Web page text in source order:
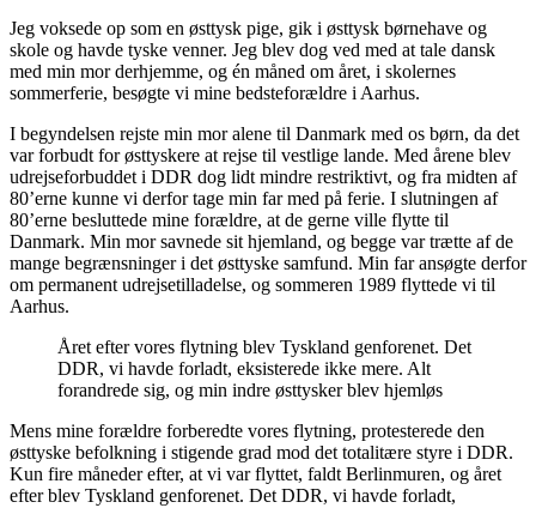
Jeg voksede op som en østtysk pige, gik i østtysk børnehave og
skole og havde tyske venner. Jeg blev dog ved med at tale dansk
med min mor derhjemme, og én måned om året, i skolernes
sommerferie, besøgte vi mine bedsteforældre i Aarhus.
I begyndelsen rejste min mor alene til Danmark med os børn, da det
var forbudt for østtyskere at rejse til vestlige lande. Med årene blev
udrejseforbuddet i DDR dog lidt mindre restriktivt, og fra midten af
80’erne kunne vi derfor tage min far med på ferie. I slutningen af
80’erne besluttede mine forældre, at de gerne ville flytte til
Danmark. Min mor savnede sit hjemland, og begge var trætte af de
mange begrænsninger i det østtyske samfund. Min far ansøgte derfor
om permanent udrejsetilladelse, og sommeren 1989 flyttede vi til
Aarhus.
Året efter vores flytning blev Tyskland genforenet. Det
DDR, vi havde forladt, eksisterede ikke mere. Alt
forandrede sig, og min indre østtysker blev hjemløs
Mens mine forældre forberedte vores flytning, protesterede den
østtyske befolkning i stigende grad mod det totalitære styre i DDR.
Kun fire måneder efter, at vi var flyttet, faldt Berlinmuren, og året
efter blev Tyskland genforenet. Det DDR, vi havde forladt,